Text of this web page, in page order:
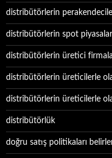
distribütörlerin
distribütörlerin spot
distribütörlerin üretici
distribütörlerin üreticilerle
distribütörlerin üreticilerle
distribütörlük
doğru satış politikaları